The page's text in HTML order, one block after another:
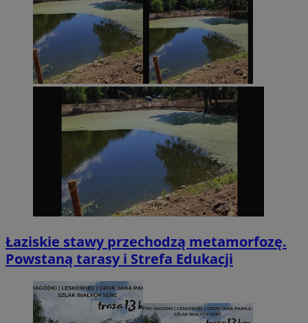
Łaziskie stawy przechodzą metamorfozę.
Powstaną tarasy i Strefa Edukacji